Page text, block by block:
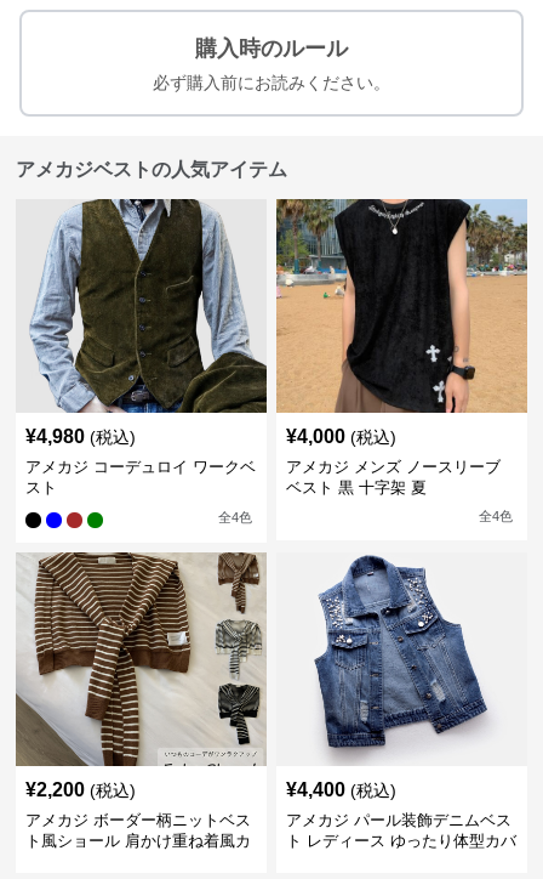
購入時のルール
必ず購入前にお読みください。
アメカジベストの人気アイテム
¥4,980 (税込)
アメカジ コーデュロイ ワークベ
スト
全4色
¥4,000 (税込)
アメカジ メンズ ノースリーブ
ベスト 黒 十字架 夏
全4色
¥2,200 (税込)
アメカジ ボーダー柄ニットベス
ト風ショール 肩かけ重ね着風カ
¥4,400 (税込)
アメカジ パール装飾デニムベス
ト レディース ゆったり体型カバ